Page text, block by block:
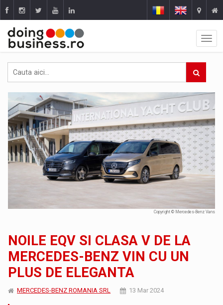
Copyright © Mercedes-Benz Vans
NOILE EQV SI CLASA V DE LA
MERCEDES-BENZ VIN CU UN
PLUS DE ELEGANTA
MERCEDES-BENZ ROMANIA SRL 13 Mar 2024